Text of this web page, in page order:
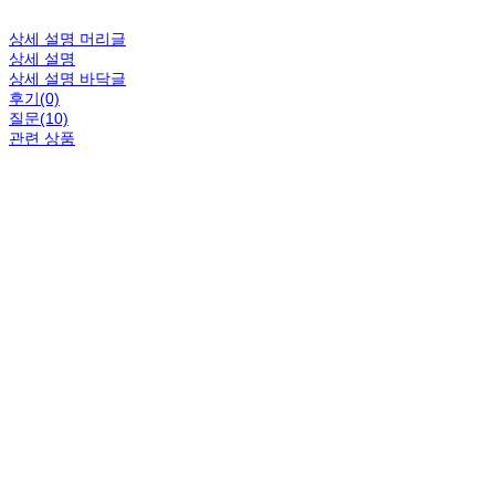
상세 설명 머리글
상세 설명
상세 설명 바닥글
후기(0)
질문(10)
관련 상품